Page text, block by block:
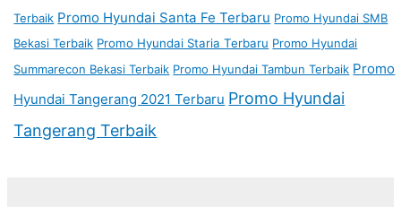
Terbaik Promo Hyundai Santa Fe Terbaru Promo Hyundai SMB
Bekasi Terbaik Promo Hyundai Staria Terbaru Promo Hyundai
Summarecon Bekasi Terbaik Promo Hyundai Tambun Terbaik Promo
Hyundai Tangerang 2021 Terbaru Promo Hyundai
Tangerang Terbaik